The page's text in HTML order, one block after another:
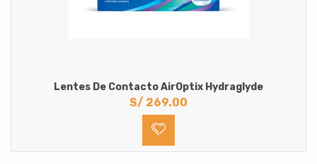
Lentes De Contacto AirOptix Hydraglyde
S/ 269.00